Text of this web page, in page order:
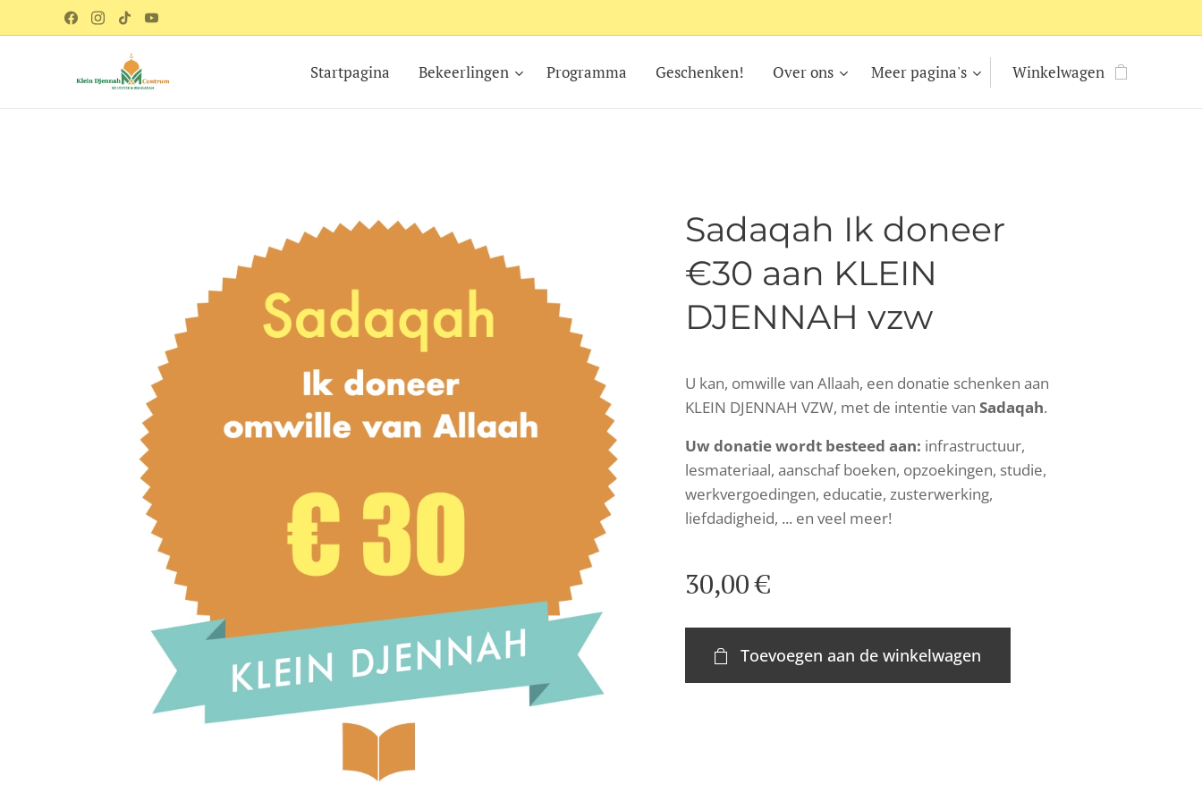
Startpagina Bekeerlingen Programma Geschenken! Over ons Meer pagina's Winkelwagen
Sadaqah Ik doneer
€30 aan KLEIN
DJENNAH vzw
U kan, omwille van Allaah, een donatie schenken aan
KLEIN DJENNAH VZW, met de intentie vanSadaqah.
Uw donatie wordt besteed aan: infrastructuur,
lesmateriaal, aanschaf boeken, opzoekingen, studie,
werkvergoedingen, educatie, zusterwerking,
liefdadigheid, ... en veel meer!
30,00€
Toevoegen aan de winkelwagen